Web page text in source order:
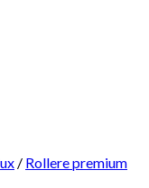
/ Rollere premium